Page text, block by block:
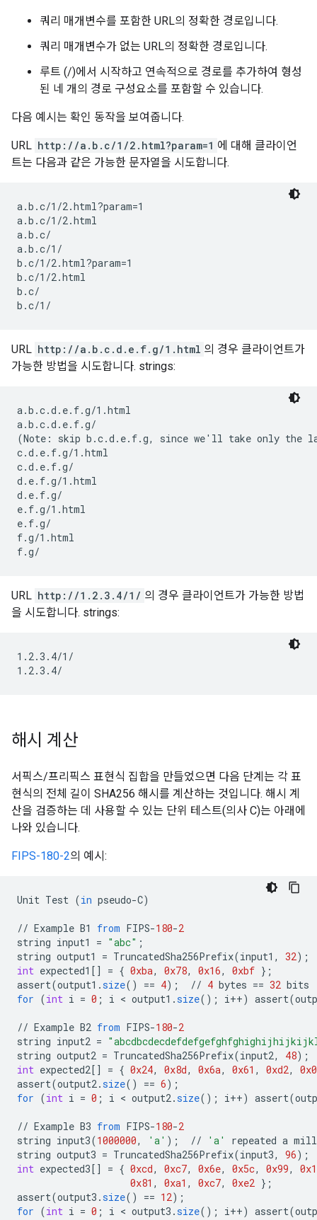
쿼리 매개변수를 포함한 URL의 정확한 경로입니다.
쿼리 매개변수가 없는 URL의 정확한 경로입니다.
루트 (/)에서 시작하고 연속적으로 경로를 추가하여 형성
된 네 개의 경로 구성요소를 포함할 수 있습니다.
다음 예시는 확인 동작을 보여줍니다.
URL http://a.b.c/1/2.html?param=1 에 대해 클라이언
트는 다음과 같은 가능한 문자열을 시도합니다.
a.b.c/1/2.html?param=1
a.b.c/1/2.html
a.b.c/
a.b.c/1/
b.c/1/2.html?param=1
b.c/1/2.html
b.c/
b.c/1/
URL http://a.b.c.d.e.f.g/1.html 의 경우 클라이언트가
가능한 방법을 시도합니다. strings:
a.b.c.d.e.f.g/1.html
a.b.c.d.e.f.g/
(Note: skip b.c.d.e.f.g, since we'll take only the
c.d.e.f.g/1.html
c.d.e.f.g/
d.e.f.g/1.html
d.e.f.g/
e.f.g/1.html
e.f.g/
f.g/1.html
f.g/
URL http://1.2.3.4/1/ 의 경우 클라이언트가 가능한 방법
을 시도합니다. strings:
1.2.3.4/1/
1.2.3.4/
해시 계산
서픽스/프리픽스 표현식 집합을 만들었으면 다음 단계는 각 표
현식의 전체 길이 SHA256 해시를 계산하는 것입니다. 해시 계
산을 검증하는 데 사용할 수 있는 단위 테스트(의사 C)는 아래에
나와 있습니다.
FIPS-180-2의 예시:
Unit Test (in pseudo-C)
// Example B1 from FIPS-180-2
string input1 = "abc" ;
string output1 = TruncatedSha256Prefix(input1 , 32);
int expected1 [] = { 0xba, 0x78, 0x16, 0xbf } ;
assert(output1 .size() == 4); // 4 bytes == 32 bits
for (int i = 0 ; i < output1 .size(); i++) assert(
// Example B2 from FIPS-180-2
string input2 =
string output2 = TruncatedSha256Prefix(input2, 48);
int expected2[] = { 0x24, 0x8d, 0x6a, 0x61 , 0xd2,
assert(output2.size() == 6);
for (int i = 0 ; i < output2.size(); i++) assert(
// Example B3 from FIPS-180-2
string input3(1000000, 'a' ); // 'a' repeated a
string output3 = TruncatedSha256Prefix(input3, 96);
int expected3[] = { 0xcd, 0xc7, 0x6e, 0x5c, 0x99,
0x81 , 0xa1 , 0xc7, 0xe2 } ;
assert(output3 .size() == 12);
for (int i = 0 ; i < output3 .size(); i++) assert(